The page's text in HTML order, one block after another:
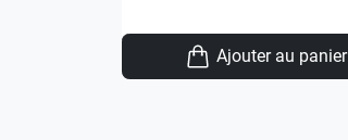
Ajouter au panier